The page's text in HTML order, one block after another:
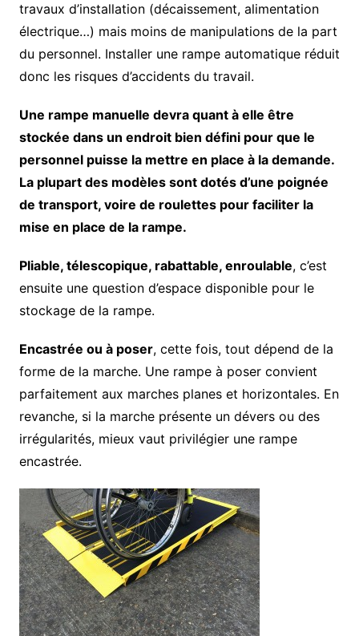
travaux d’installation (décaissement, alimentation
électrique…) mais moins de manipulations de la part
du personnel. Installer une rampe automatique réduit
donc les risques d’accidents du travail.
Une rampe manuelle devra quant à elle être
stockée dans un endroit bien défini pour que le
personnel puisse la mettre en place à la demande.
La plupart des modèles sont dotés d’une poignée
de transport, voire de roulettes pour faciliter la
mise en place de la rampe.
Pliable, télescopique, rabattable, enroulable, c’est
ensuite une question d’espace disponible pour le
stockage de la rampe.
Encastrée ou à poser, cette fois, tout dépend de la
forme de la marche. Une rampe à poser convient
parfaitement aux marches planes et horizontales. En
revanche, si la marche présente un dévers ou des
irrégularités, mieux vaut privilégier une rampe
encastrée.